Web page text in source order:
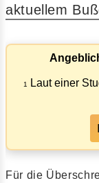
aktuellem
1
Laut einer
Für die